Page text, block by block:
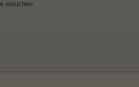
ersuchen.